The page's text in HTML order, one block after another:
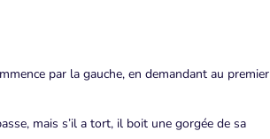
par la gauche, en demandant au premier
mais s’il a tort, il boit une gorgée de sa